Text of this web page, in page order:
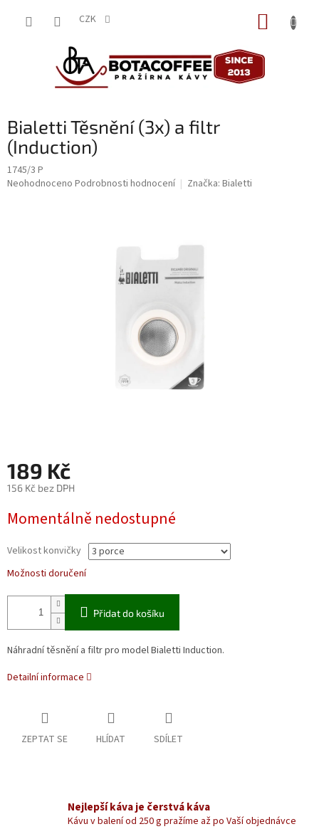
CZK
Bialetti Těsnění (3x) a filtr
(Induction)
1745/3 P
Průměrné
Neohodnoceno Podrobnosti hodnocení Značka: Bialetti
189 Kč
156 Kč bez DPH
cena:
Momentálně nedostupné
Velikost konvičky
Možnosti doručení
Přidat do košíku
Náhradní těsnění a filtr pro model Bialetti Induction.
Detailní informace
ZEPTAT SE HLÍDAT SDÍLET
Nejlepší káva je čerstvá káva
Kávu v balení od 250 g pražíme až po Vaší objednávce